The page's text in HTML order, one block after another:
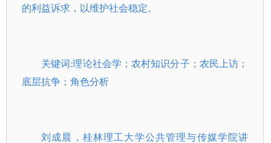
的利益诉求，以维护社会稳定。
关键词:理论社会学；农村知识分子；农民上访；
底层抗争；角色分析
刘成晨，桂林理工大学公共管理与传媒学院讲